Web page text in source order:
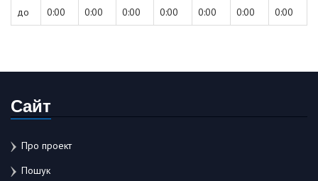
до 0:00 0:00 0:00 0:00 0:00 0:00 0:00
Сайт
Про проект
Пошук